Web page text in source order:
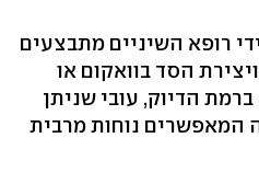
רופא השיניים מתבצעים
הסד בוואקום או
הדיוק, עובי שניתן
המאפשרים נוחות מרבית